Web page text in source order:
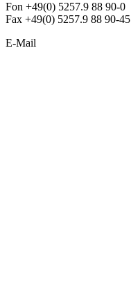
Fon +49(0) 5257.9 88 90-0
Fax +49(0) 5257.9 88 90-45
E-Mail